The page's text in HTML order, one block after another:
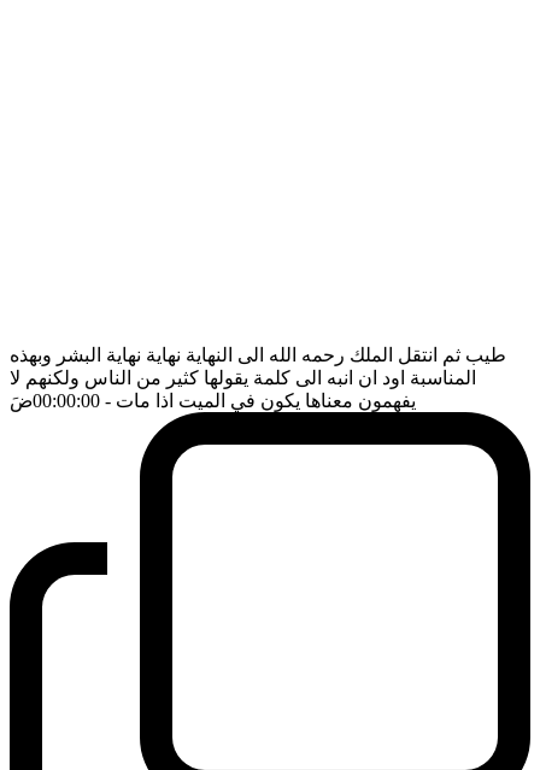
طيب ثم انتقل الملك رحمه الله الى النهاية نهاية نهاية البشر وبهذه
المناسبة اود ان انبه الى كلمة يقولها كثير من الناس ولكنهم لا
يفهمون معناها يكون في الميت اذا مات - 00:00:00 ضَ